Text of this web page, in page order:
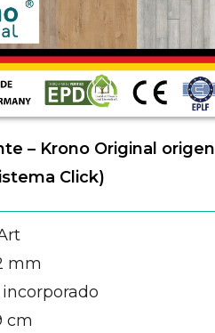
– Krono Original origen
Click)
mm
incorporado
cm